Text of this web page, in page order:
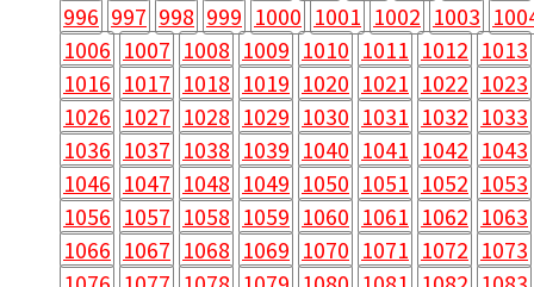
996 997 998 999 1000 1001 1002 1003
1006 1007 1008 1009 1010 1011 1012 1013
1016 1017 1018 1019 1020 1021 1022 1023
1026 1027 1028 1029 1030 1031 1032 1033
1036 1037 1038 1039 1040 1041 1042 1043
1046 1047 1048 1049 1050 1051 1052 1053
1056 1057 1058 1059 1060 1061 1062 1063
1066 1067 1068 1069 1070 1071 1072 1073